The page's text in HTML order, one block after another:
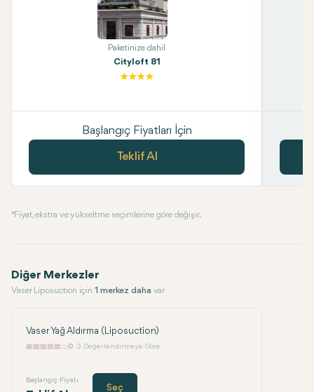
Paketinize dahil
Cityloft 81
Başlangıç Fiyatları İçin
Teklif Al
* Fiyat, ekstra ve yükseltme seçimlerine göre değişir.
Diğer Merkezler
Vaser Liposuction için 1 merkez daha var
Vaser Yağ Aldırma (Liposuction)
0 0 Değerlendirmeye Göre
Başlangıç Fiyatı
Seç